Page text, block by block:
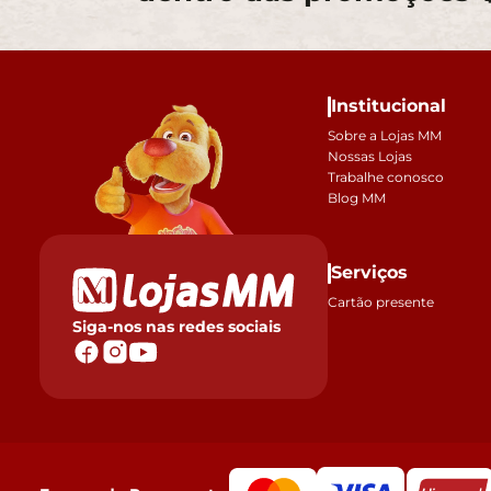
Siga-nos nas redes sociais
Institucional
Sobre a Lojas MM
Nossas Lojas
Trabalhe conosco
Blog MM
Serviços
Cartão presente